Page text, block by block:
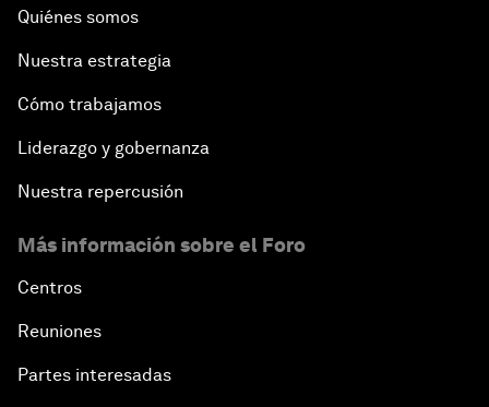
Quiénes somos
Nuestra estrategia
Cómo trabajamos
Liderazgo y gobernanza
Nuestra repercusión
Más información sobre el Foro
Centros
Reuniones
Partes interesadas